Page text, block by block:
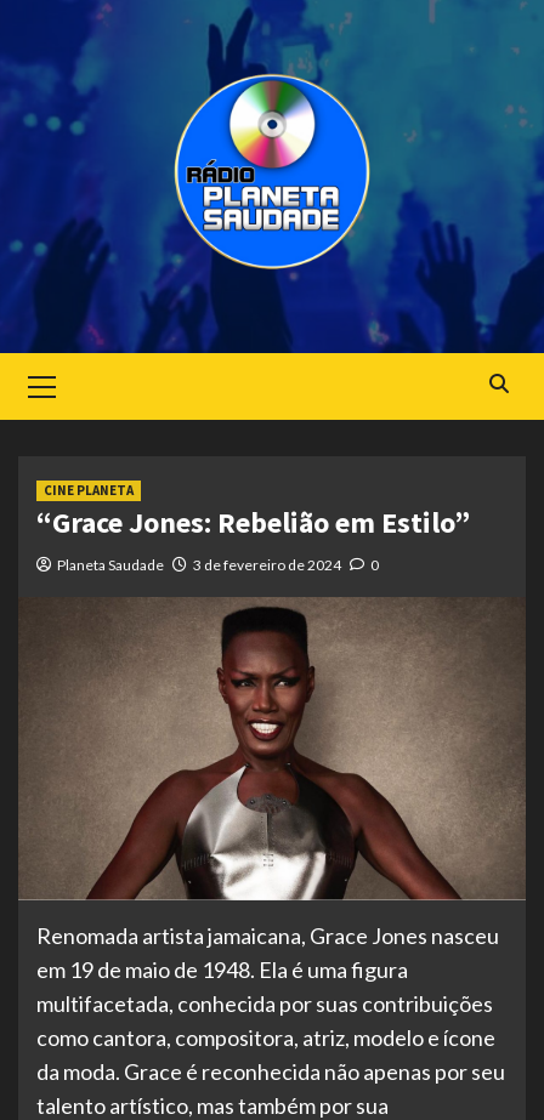
Menu
CINE PLANETA
“Grace Jones: Rebelião em Estilo”
Planeta Saudade 3 de fevereiro de 2024 0
Renomada artista jamaicana, Grace Jones nasceu
em 19 de maio de 1948. Ela é uma figura
multifacetada, conhecida por suas contribuições
como cantora, compositora, atriz, modelo e ícone
da moda. Grace é reconhecida não apenas por seu
talento artístico, mas também por sua